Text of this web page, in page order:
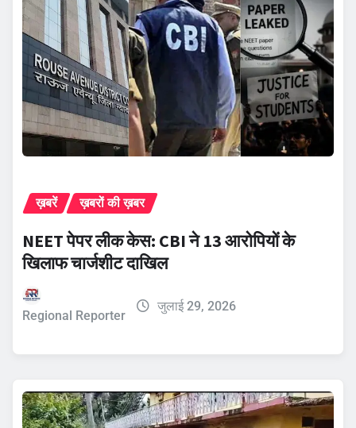
ख़बरें ख़बरों की ख़बर
NEET पेपर लीक केस: CBI ने 13 आरोपियों के
खिलाफ चार्जशीट दाखिल
Regional Reporter
जुलाई 29, 2026